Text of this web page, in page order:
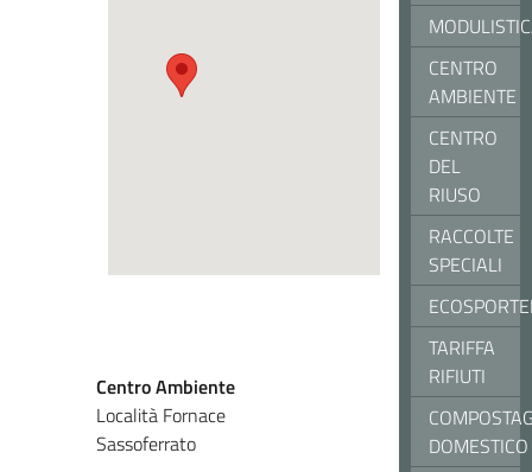
Centro Ambiente
Località Fornace
Sassoferrato
CENTRO
AMBIENTE
CENTRO
DEL
RIUSO
RACCOLTE
SPECIALI
TARIFFA
RIFIUTI
DOMESTICO